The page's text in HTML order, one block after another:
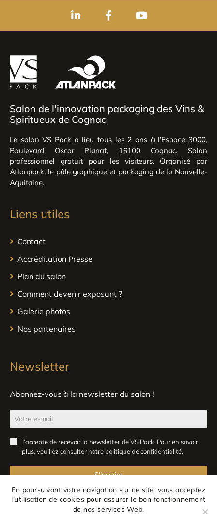
Salon de l'innovation packaging des Vins &
Spiritueux de Cognac
Le salon VS Pack a lieu tous les 2 ans à l’Espace 3000,
Boulevard Oscar Planat, 16100 Cognac. Salon
professionnel gratuit pour les visiteurs. Organisé par
Atlanpack, le pôle graphique et packaging de la Nouvelle-
Aquitaine.
Liens utiles
Contact
Accréditation Presse
Plan du salon
Comment devenir exposant ?
Galerie photos
Nos partenaires
Newsletter
Abonnez-vous à la newsletter du salon !
J’accepte de recevoir la newsletter de VS Pack. Pour en savoir
plus, veuillez consulter notre politique de confidentialité.
S'inscrire
En poursuivant votre navigation sur ce site, vous acceptez
l’utilisation de cookies pour assurer le bon fonctionnement
de nos services Web.